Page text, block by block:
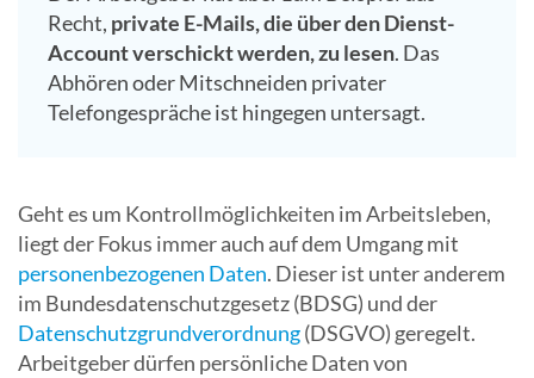
Recht, private E-Mails, die über den Dienst-
Account verschickt werden, zu lesen. Das
Abhören oder Mitschneiden privater
Telefongespräche ist hingegen untersagt.
Geht es um Kontrollmöglichkeiten im Arbeitsleben,
liegt der Fokus immer auch auf dem Umgang mit
personenbezogenen Daten. Dieser ist unter anderem
im Bundesdatenschutzgesetz (BDSG) und der
Datenschutzgrundverordnung(DSGVO) geregelt.
Arbeitgeber dürfen persönliche Daten von